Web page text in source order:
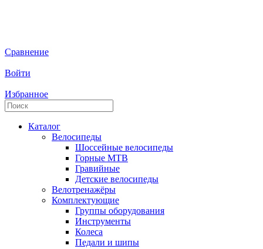
Сравнение
Войти
Избранное
Каталог
Велосипеды
Шоссейные велосипеды
Горные МTB
Гравийные
Детские велосипеды
Велотренажёры
Комплектующие
Группы оборудования
Инструменты
Колеса
Педали и шипы